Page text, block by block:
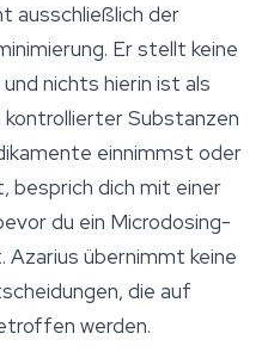
ausschließlich der
Er stellt keine
nichts hierin ist als
Substanzen
einnimmst oder
besprich dich mit einer
du ein Microdosing-
übernimmt keine
die auf
werden.